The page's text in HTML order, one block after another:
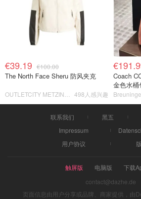
€39.19 €100.00
The North Face Sheru 防风夹克
498人感兴趣
Coach
金色水桶
联系我们 黑五
Impressum
用户协议
触屏版 电脑版
下载
contact@dazhe.de
页面信息由用户分享或品牌、商家提供，由